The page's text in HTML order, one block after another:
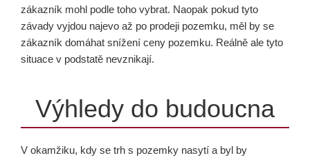
zákazník mohl podle toho vybrat. Naopak pokud tyto
závady vyjdou najevo až po prodeji pozemku, měl by se
zákazník domáhat snížení ceny pozemku. Reálně ale tyto
situace v podstatě nevznikají.
Výhledy do budoucna
V okamžiku, kdy se trh s pozemky nasytí a byl by